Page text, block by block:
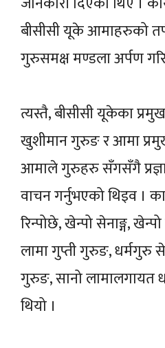
बीसीसी यूके आमाहरुको
गुरुसमक्ष मण्डला अर्पण
त्यस्तै, बीसीसी यूकेका
खुशीमान गुरुङ र आमा
आमाले गुरुहरु सँगसँगै
वाचन गर्नुभएको थिइव ।
रिन्पोछे, खेन्पो सेनाङ्ग,
लामा गुप्ती गुरुङ, धर्मगुरु
गुरुङ, सानो लामालगायत
थियो ।